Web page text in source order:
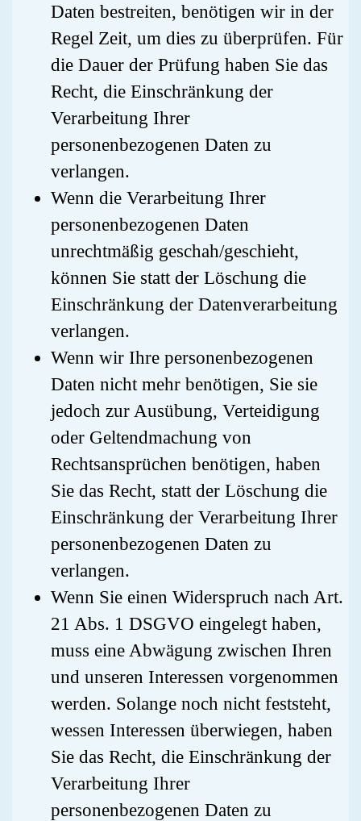
Daten bestreiten, benötigen wir in der
Regel Zeit, um dies zu überprüfen. Für
die Dauer der Prüfung haben Sie das
Recht, die Einschränkung der
Verarbeitung Ihrer
personenbezogenen Daten zu
verlangen.
Wenn die Verarbeitung Ihrer
personenbezogenen Daten
unrechtmäßig geschah/geschieht,
können Sie statt der Löschung die
Einschränkung der Datenverarbeitung
verlangen.
Wenn wir Ihre personenbezogenen
Daten nicht mehr benötigen, Sie sie
jedoch zur Ausübung, Verteidigung
oder Geltendmachung von
Rechtsansprüchen benötigen, haben
Sie das Recht, statt der Löschung die
Einschränkung der Verarbeitung Ihrer
personenbezogenen Daten zu
verlangen.
Wenn Sie einen Widerspruch nach Art.
21 Abs. 1 DSGVO eingelegt haben,
muss eine Abwägung zwischen Ihren
und unseren Interessen vorgenommen
werden. Solange noch nicht feststeht,
wessen Interessen überwiegen, haben
Sie das Recht, die Einschränkung der
Verarbeitung Ihrer
personenbezogenen Daten zu